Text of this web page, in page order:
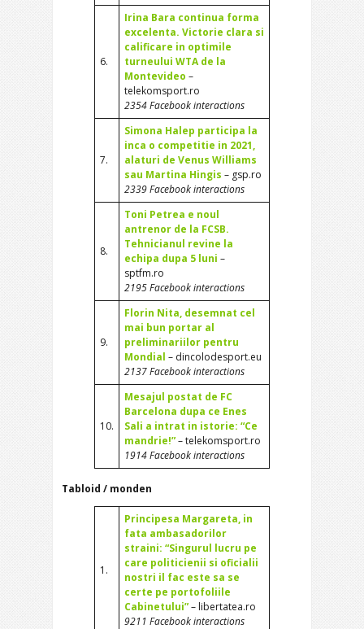
6.
Irina Bara continua forma
excelenta. Victorie clara si
calificare in optimile
turneului WTA de la
Montevideo –
telekomsport.ro
2354 Facebook interactions
7.
Simona Halep participa la
inca o competitie in 2021,
alaturi de Venus Williams
sau Martina Hingis – gsp.ro
2339 Facebook interactions
8.
Toni Petrea e noul
antrenor de la FCSB.
Tehnicianul revine la
echipa dupa 5 luni –
sptfm.ro
2195 Facebook interactions
9.
Florin Nita, desemnat cel
mai bun portar al
preliminariilor pentru
Mondial – dincolodesport.eu
2137 Facebook interactions
10.
Mesajul postat de FC
Barcelona dupa ce Enes
Sali a intrat in istorie: “Ce
mandrie!”– telekomsport.ro
1914 Facebook interactions
Tabloid / monden
1.
Principesa Margareta, in
fata ambasadorilor
straini: “Singurul lucru pe
care politicienii si oficialii
nostri il fac este sa se
certe pe portofoliile
Cabinetului”– libertatea.ro
9211 Facebook interactions